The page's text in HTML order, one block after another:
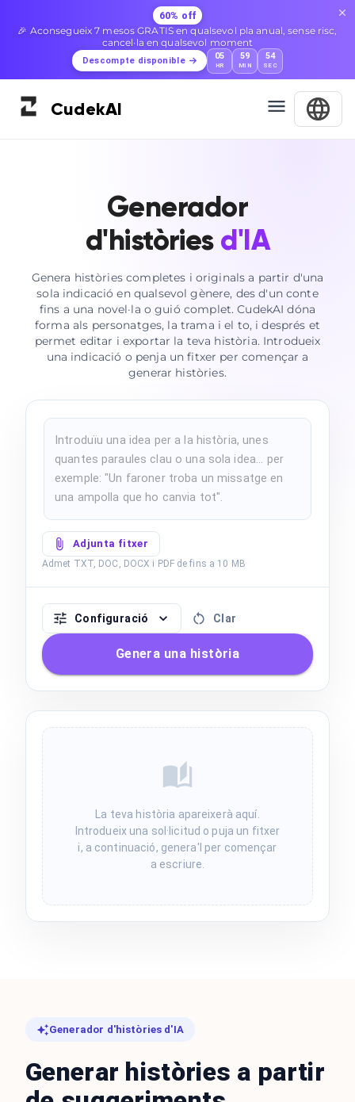
60% off
🎉 Aconsegueix 7 mesos GRATIS en qualsevol pla anual, sense risc,
cancel·la en qualsevol moment
Descompte disponible 05
HR
59
MIN
53
SEC
CudekAI
Generador
d'històries d'IA
Genera històries completes i originals a partir d'una
sola indicació en qualsevol gènere, des d'un conte
fins a una novel·la o guió complet. CudekAI dóna
forma als personatges, la trama i el to, i després et
permet editar i exportar la teva història. Introdueix
una indicació o penja un fitxer per començar a
generar històries.
Adjunta fitxer
Admet TXT, DOC, DOCX i PDF de fins a 10 MB
Configuració Clar
Genera una història
La teva història apareixerà aquí.
Introdueix una sol·licitud o puja un fitxer
i, a continuació, genera'l per començar
a escriure.
Generador d'històries d'IA
Generar històries a partir